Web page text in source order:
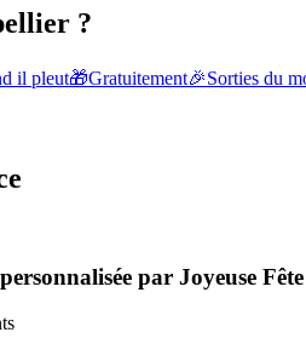
?
il pleut🎁Gratuitement🎉Sorties du
par Joyeuse Fête